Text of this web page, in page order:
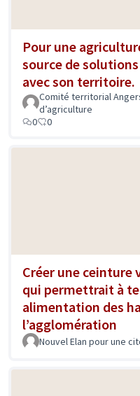
Pour une
source de
avec son territoire.
Comité territorial
d’agriculture
0
0
Créer une ceinture
qui permettrait à
alimentation des
l’agglomération
Nouvel Elan pour une